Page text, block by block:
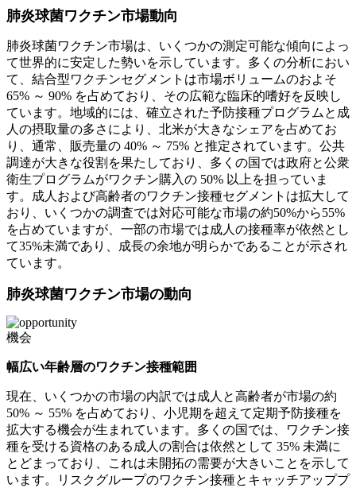
肺炎球菌ワクチン市場動向
肺炎球菌ワクチン市場は、いくつかの測定可能な傾向によっ
て世界的に安定した勢いを示しています。多くの分析におい
て、結合型ワクチンセグメントは市場ボリュームのおよそ
65% ～ 90% を占めており、その広範な臨床的嗜好を反映し
ています。地域的には、確立された予防接種プログラムと成
人の摂取量の多さにより、北米が大きなシェアを占めてお
り、通常、販売量の 40% ～ 75% と推定されています。公共
調達が大きな役割を果たしており、多くの国では政府と公衆
衛生プログラムがワクチン購入の 50% 以上を担っていま
す。成人および高齢者のワクチン接種セグメントは拡大して
おり、いくつかの調査では対応可能な市場の約50%から55%
を占めていますが、一部の市場では成人の接種率が依然とし
て35%未満であり、成長の余地が明らかであることが示され
ています。
肺炎球菌ワクチン市場の動向
機会
幅広い年齢層のワクチン接種範囲
現在、いくつかの市場の内訳では成人と高齢者が市場の約
50% ～ 55% を占めており、小児期を超えて定期予防接種を
拡大する機会が生まれています。多くの国では、ワクチン接
種を受ける資格のある成人の割合は依然として 35% 未満に
とどまっており、これは未開拓の需要が大きいことを示して
います。リスクグループのワクチン接種とキャッチアッププ